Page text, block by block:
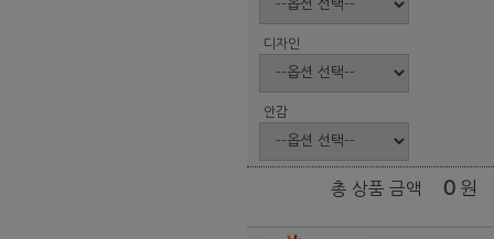
디자인
안감
총 상품 금액 0 원